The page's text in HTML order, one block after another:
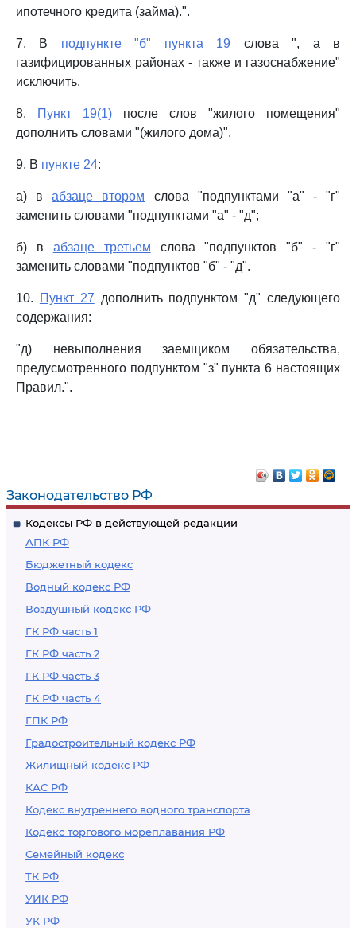
Законодательство РФ
Кодексы РФ в действующей редакции
АПК РФ
Бюджетный кодекс
Водный кодекс РФ
Воздушный кодекс РФ
ГК РФ часть 1
ГК РФ часть 2
ГК РФ часть 3
ГК РФ часть 4
ГПК РФ
Градостроительный кодекс РФ
Жилищный кодекс РФ
КАС РФ
Кодекс внутреннего водного транспорта
Кодекс торгового мореплавания РФ
Семейный кодекс
ТК РФ
УИК РФ
УК РФ
ипотечного кредита (займа).".
7. В подпункте "б" пункта 19 слова ", а в
газифицированных районах - также и газоснабжение"
исключить.
8. Пункт 19(1) после слов "жилого помещения"
дополнить словами "(жилого дома)".
9. В пункте 24:
а) вабзаце втором слова "подпунктами "а" - "г"
заменить словами "подпунктами "а" - "д";
б) в абзаце третьем слова "подпунктов "б" - "г"
заменить словами "подпунктов "б" - "д".
10. Пункт 27 дополнить подпунктом "д" следующего
содержания:
"д) невыполнения заемщиком обязательства,
предусмотренного подпунктом "з" пункта 6 настоящих
Правил.".